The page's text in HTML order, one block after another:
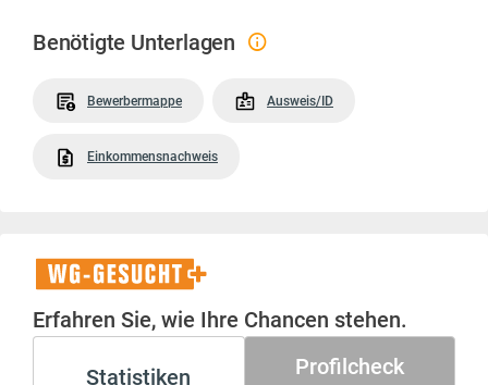
Benötigte Unterlagen
Bewerbermappe Ausweis/ID
Einkommensnachweis
WG-
Gesucht+
Erfahren Sie, wie Ihre Chancen stehen.
Statistiken Profilcheck